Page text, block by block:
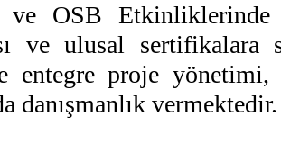
ve OSB
ve ulusal
entegre proje
danışmanlık vermektedir.